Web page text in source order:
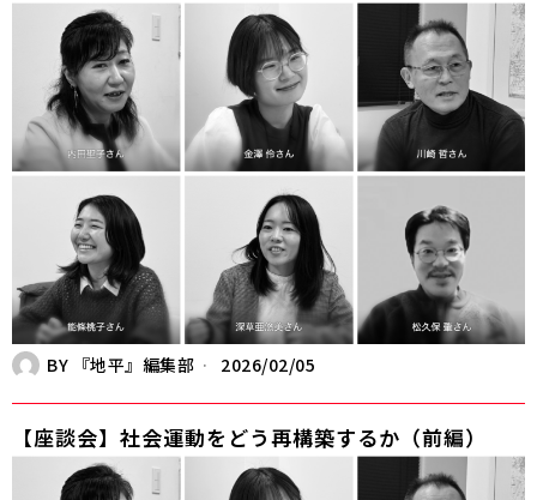
BY 『地平』編集部 2026/02/05
【座談会】社会運動をどう再構築するか（前編）